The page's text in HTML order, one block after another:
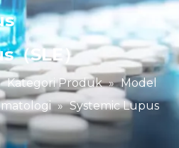
SLE）
Kategori Produk » Model
» Systemic Lupus